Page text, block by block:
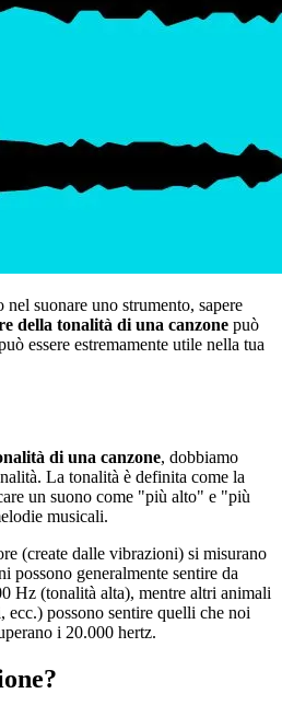
suonare uno strumento, sapere
della tonalità di una canzone può
essere estremamente utile nella tua
di una canzone, dobbiamo
La tonalità è definita come la
un suono come "più alto" e "più
musicali.
(create dalle vibrazioni) si misurano
possono generalmente sentire da
Hz (tonalità alta), mentre altri animali
possono sentire quelli che noi
i 20.000 hertz.